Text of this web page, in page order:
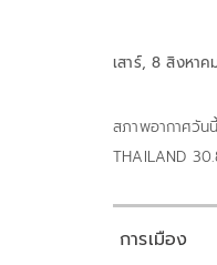
เสาร์, 8 สิงหา
สภาพอากาศวันนี้
THAILAND
การเมือง